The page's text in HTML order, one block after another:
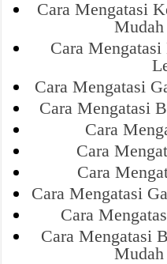
Cara Mengatasi
Cara
Cara Mengatasi
Cara Mengatasi
Cara
Cara
Cara
Cara Mengatasi
Cara
Cara Mengatasi